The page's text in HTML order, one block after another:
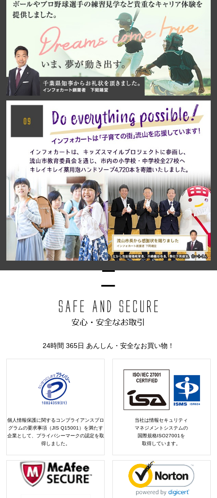
24時間 365日 あんしん・安全なお買い物！
個人情報保護に関するコンプライアンスプロ
グラムの要求事項（JIS Q15001）を満たす
企業として、プライバシーマークの認定を取
得しました。
当社は情報セキュリティ
マネジメントシステムの
国際規格ISO27001を
取得しています。